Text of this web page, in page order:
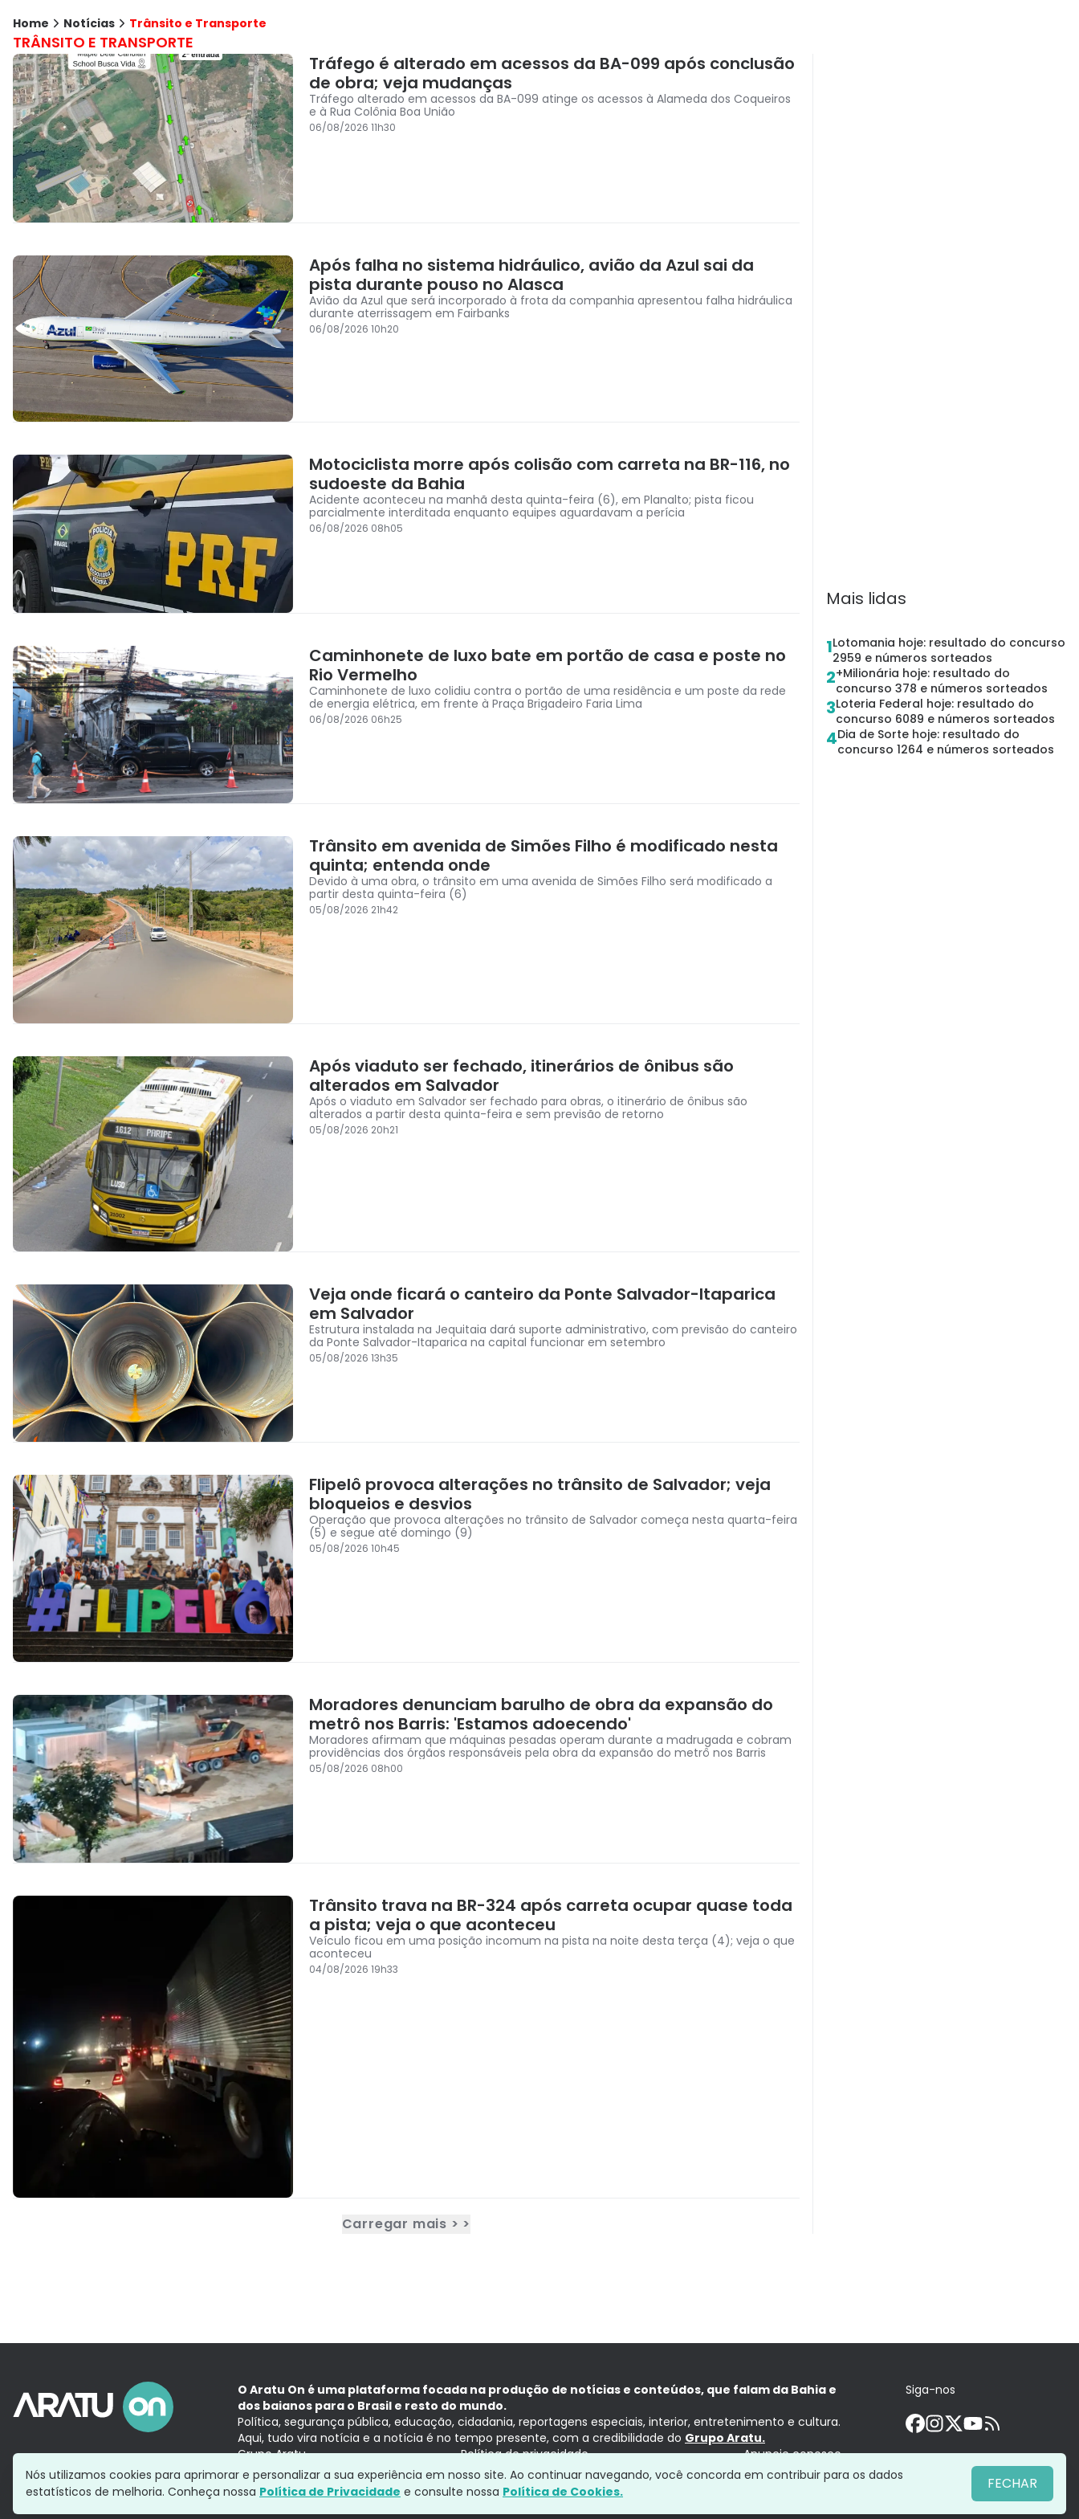
Home Notícias Trânsito e Transporte
TRÂNSITO E TRANSPORTE
Tráfego é alterado em acessos da BA-099 após conclusão
de obra; veja mudanças
Tráfego alterado em acessos da BA-099 atinge os acessos à Alameda dos Coqueiros
e à Rua Colônia Boa União
06/08/2026 11h30
Após falha no sistema hidráulico, avião da Azul sai da
pista durante pouso no Alasca
Avião da Azul que será incorporado à frota da companhia apresentou falha hidráulica
durante aterrissagem em Fairbanks
06/08/2026 10h20
Motociclista morre após colisão com carreta na BR-116, no
sudoeste da Bahia
Acidente aconteceu na manhã desta quinta-feira (6), em Planalto; pista ficou
parcialmente interditada enquanto equipes aguardavam a perícia
06/08/2026 08h05
Caminhonete de luxo bate em portão de casa e poste no
Rio Vermelho
Caminhonete de luxo colidiu contra o portão de uma residência e um poste da rede
de energia elétrica, em frente à Praça Brigadeiro Faria Lima
06/08/2026 06h25
Trânsito em avenida de Simões Filho é modificado nesta
quinta; entenda onde
Devido à uma obra, o trânsito em uma avenida de Simões Filho será modificado a
partir desta quinta-feira (6)
05/08/2026 21h42
Após viaduto ser fechado, itinerários de ônibus são
alterados em Salvador
Após o viaduto em Salvador ser fechado para obras, o itinerário de ônibus são
alterados a partir desta quinta-feira e sem previsão de retorno
05/08/2026 20h21
Veja onde ficará o canteiro da Ponte Salvador-Itaparica
em Salvador
Estrutura instalada na Jequitaia dará suporte administrativo, com previsão do canteiro
da Ponte Salvador-Itaparica na capital funcionar em setembro
05/08/2026 13h35
Flipelô provoca alterações no trânsito de Salvador; veja
bloqueios e desvios
Operação que provoca alterações no trânsito de Salvador começa nesta quarta-feira
(5) e segue até domingo (9)
05/08/2026 10h45
Moradores denunciam barulho de obra da expansão do
metrô nos Barris: 'Estamos adoecendo'
Moradores afirmam que máquinas pesadas operam durante a madrugada e cobram
providências dos órgãos responsáveis pela obra da expansão do metrô nos Barris
05/08/2026 08h00
Trânsito trava na BR-324 após carreta ocupar quase toda
a pista; veja o que aconteceu
Veículo ficou em uma posição incomum na pista na noite desta terça (4); veja o que
aconteceu
04/08/2026 19h33
Carregar mais > >
Mais lidas
1Lotomania hoje: resultado do concurso
2959 e números sorteados
2+Milionária hoje: resultado do
concurso 378 e números sorteados
3Loteria Federal hoje: resultado do
concurso 6089 e números sorteados
4Dia de Sorte hoje: resultado do
concurso 1264 e números sorteados
O Aratu On é uma plataforma focada na produção de notícias e conteúdos, que falam da Bahia e
dos baianos para o Brasil e resto do mundo.
Política, segurança pública, educação, cidadania, reportagens especiais, interior, entretenimento e cultura.
Aqui, tudo vira notícia e a notícia é no tempo presente, com a credibilidade do Grupo Aratu.
Grupo Aratu
Política de privacidade Anuncie conosco
Siga-nos
Nós utilizamos cookies para aprimorar e personalizar a sua experiência em nosso site. Ao continuar navegando, você concorda em contribuir para os dados
estatísticos de melhoria. Conheça nossa Política de Privacidade e consulte nossa Política de Cookies. FECHAR